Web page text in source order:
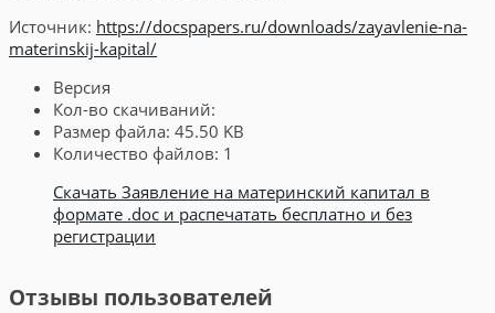
Источник: https://docspapers.ru/downloads/zayavlenie-na-
materinskij-kapital/
Версия
Кол-во скачиваний:
Размер файла: 45.50 KB
Количество файлов: 1
Скачать Заявление на материнский капитал в
формате .doc и распечатать бесплатно и без
регистрации
Отзывы пользователей